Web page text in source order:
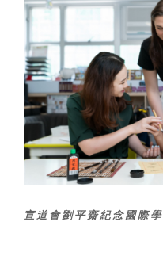
宣道會劉平齋紀念國際